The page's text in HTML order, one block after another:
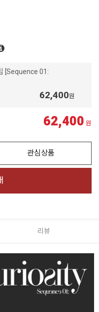
[Sequence 01:
62,400원
62,400 원
관심상품
리뷰